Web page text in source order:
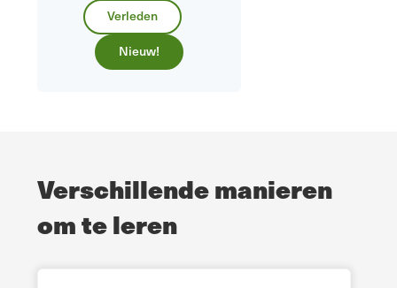
Verleden
Nieuw!
Verschillende manieren
om te leren